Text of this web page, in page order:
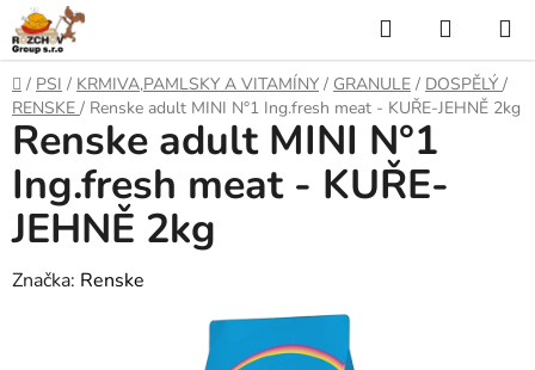
e
l
e
d
a
Á
K
D
o
m
ů
/ PSI / KRMIVA,PAMLSKY A VITAMÍNY / GRANULE / DOSPĚLÝ /
RENSKE / Renske adult MINI N°1 Ing.fresh meat - KUŘE-JEHNĚ 2kg
Renske adult MINI N°1
Ing.fresh meat - KUŘE-
JEHNĚ 2kg
Značka: Renske